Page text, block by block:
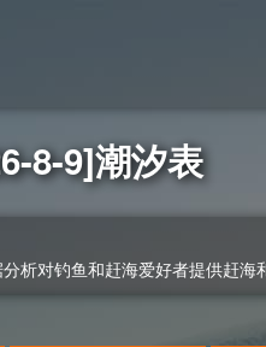
8-9]潮汐表
析对钓鱼和赶海爱好者提供赶海